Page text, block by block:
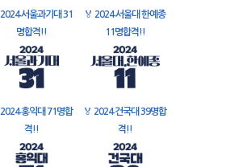
2024 서울과기대 31
명합격!!
🏅 2024 서울대 한예종
11명합격!!
2024 홍익대 71명합
격!!
🏅 2024 건국대 39명합
격!!